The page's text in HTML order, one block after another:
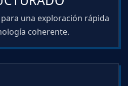
una exploración rápida
coherente.